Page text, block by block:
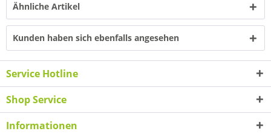
Ähnliche Artikel
Kunden haben sich ebenfalls angesehen
Service Hotline
Shop Service
Informationen